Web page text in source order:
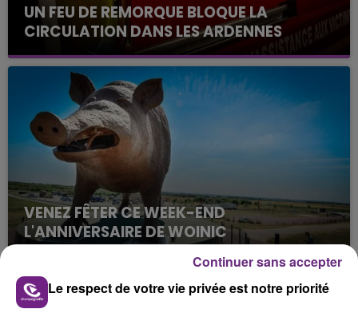
UN FEU DE REMORQUE BLOQUE LA
CIRCULATION DANS LES ARDENNES
Un feu de remorque s'est déclaré ce mercredi en
fin de matinée sur l'A34.
VENEZ FÊTER CE WEEK-END
L'ANNIVERSAIRE DE WOINIC
l'anniversaire du plus gros sanglier du monde.
Une fête est donc organisée et vous êtes tous
conviés !
TITRES DIFFUSÉS
Le respect de votre vie privée est notre priorité
Continuer sans accepter